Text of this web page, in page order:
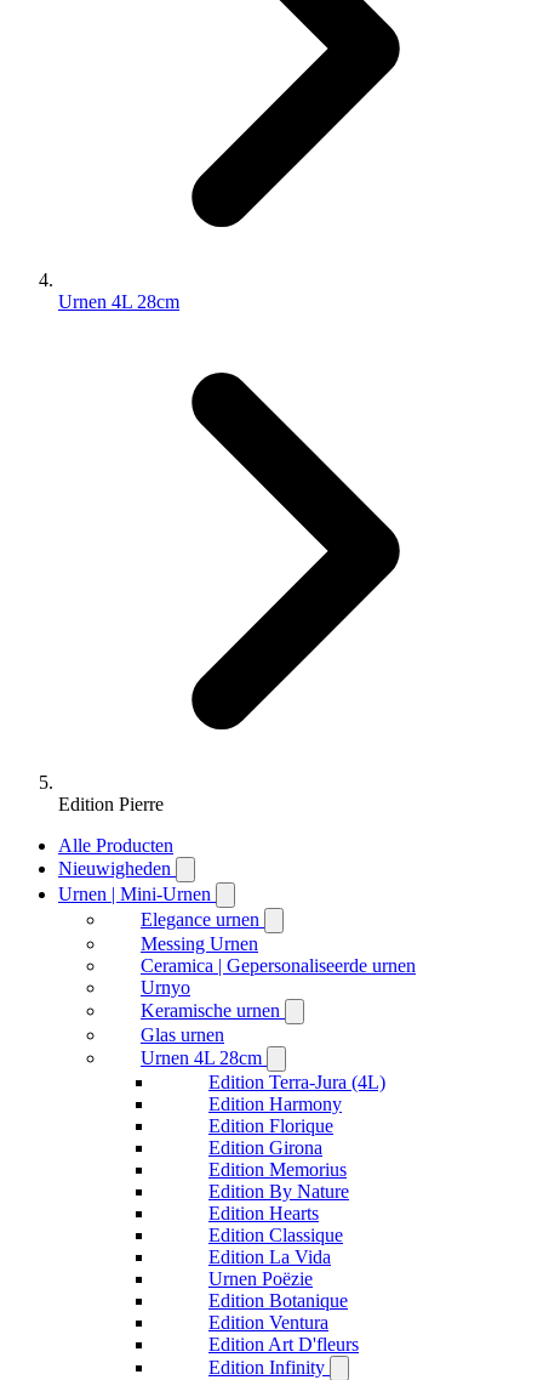
Urnen 4L 28cm
Edition Pierre
Alle Producten
Nieuwigheden
Urnen | Mini-Urnen
Elegance urnen
Messing Urnen
Ceramica | Gepersonaliseerde urnen
Urnyo
Keramische urnen
Glas urnen
Urnen 4L 28cm
Edition Terra-Jura (4L)
Edition Harmony
Edition Florique
Edition Girona
Edition Memorius
Edition By Nature
Edition Hearts
Edition Classique
Edition La Vida
Urnen Poëzie
Edition Botanique
Edition Ventura
Edition Art D'fleurs
Edition Infinity